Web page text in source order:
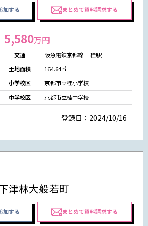
加する まとめて資料請求する
5,580万円
交通
阪急電鉄京都線 桂駅
土地面積
164.64㎡
小学校区
京都市立桂小学校
中学校区
京都市立桂中学校
登録日：2024/10/16
津林大般若町
加する まとめて資料請求する